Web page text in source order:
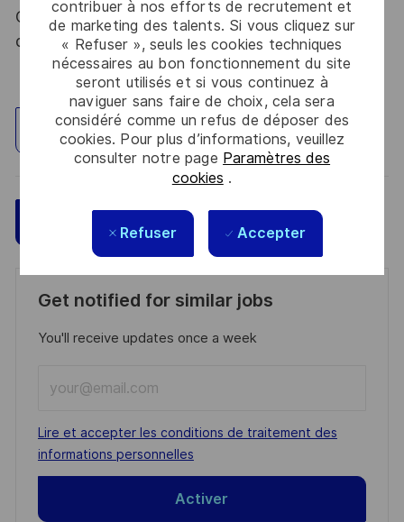
contribuer à nos efforts de recrutement et
de marketing des talents. Si vous cliquez sur
« Refuser », seuls les cookies techniques
nécessaires au bon fonctionnement du site
seront utilisés et si vous continuez à
naviguer sans faire de choix, cela sera
considéré comme un refus de déposer des
cookies. Pour plus d’informations, veuillez
consulter notre page Paramètres des
cookies .
Refuser Accepter
Code de la défense et de l’IGI 1300 SGDSN/PSE
du 09 août 2021.
Explorez un site
Sauvegarder
Get notified for similar jobs
You'll receive updates once a week
Email
address
(Required)
Required
Lire et accepter les conditions de traitement des
informations personnelles
Activer